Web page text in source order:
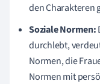
den Charakteren
Soziale Normen:
durchlebt,
Normen, die
Normen mit